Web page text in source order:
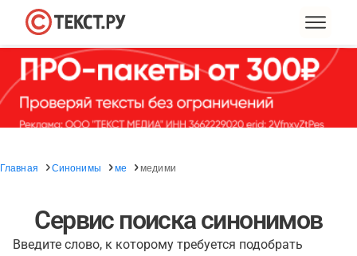
Главная Синонимы ме медими
Сервис поиска синонимов
Введите слово, к которому требуется подобрать